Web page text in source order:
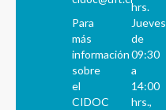
Para
más
información
sobre
el
CIDOC
hrs.
Jueves
de
09:30
a
14:00
hrs.,